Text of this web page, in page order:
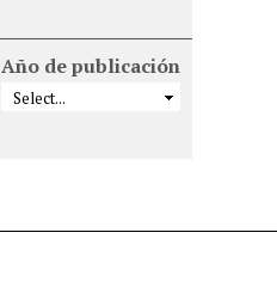
Año de publicación